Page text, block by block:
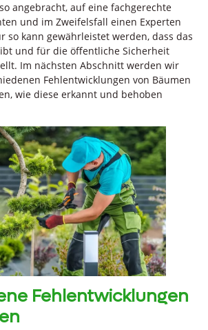
angebracht, auf eine fachgerechte
und im Zweifelsfall einen Experten
so kann gewährleistet werden, dass das
und für die öffentliche Sicherheit
Im nächsten Abschnitt werden wir
Fehlentwicklungen von Bäumen
wie diese erkannt und behoben
Fehlentwicklungen